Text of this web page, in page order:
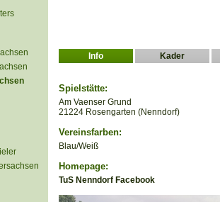
Info Kader
Spielstätte:
Am Vaenser Grund
21224 Rosengarten (Nenndorf)
Vereinsfarben:
Blau/Weiß
Homepage:
TuS Nenndorf Facebook